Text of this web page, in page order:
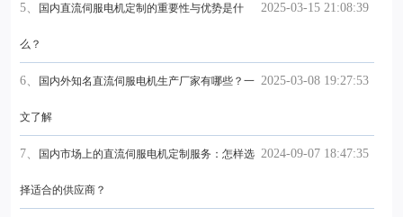
2025-03-15 21:08:39
5、 国内直流伺服电机定制的重要性与优势是什
么？
2025-03-08 19:27:53
6、 国内外知名直流伺服电机生产厂家有哪些？一
文了解
2024-09-07 18:47:35
7、 国内市场上的直流伺服电机定制服务：怎样选
择适合的供应商？